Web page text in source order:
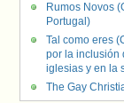
Rumos Novos
Portugal)
Tal como eres
por la inclusión
iglesias y en la
The Gay